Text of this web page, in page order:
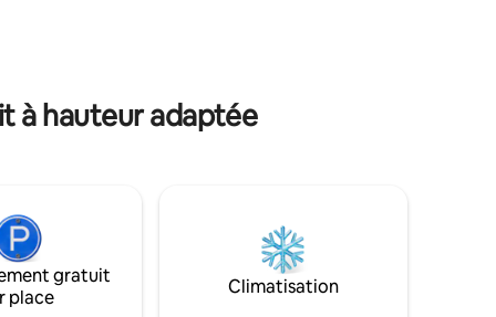
à hauteur adaptée
gratuit
place
Climatisation